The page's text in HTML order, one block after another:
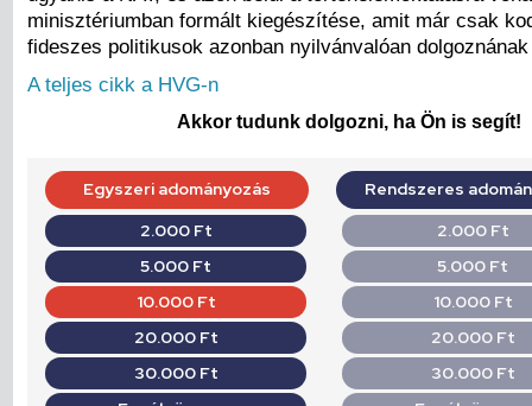
minisztériumban formált kiegészítése, amit már csak
fideszes politikusok azonban nyilvánvalóan
A teljes cikk a HVG-n
Akkor tudunk dolgozni, ha Ön is segít!